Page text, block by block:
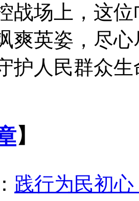
战场上，这
爽英姿，尽
护人民群众
】
践行为民初